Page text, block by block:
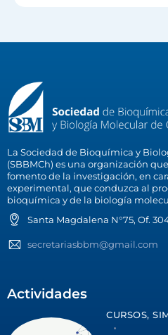
La Sociedad de Bioquímica y
(SBBMCh) es una organización
fomento de la investigación, en
experimental, que conduzca al
bioquímica y de la biología
Santa Magdalena N°75, Of.
secretariasbbm@gmail.com
Actividades
CURSOS,